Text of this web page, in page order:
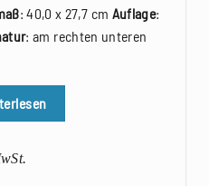
: 40,0 x 27,7 cm Auflage:
: am rechten unteren